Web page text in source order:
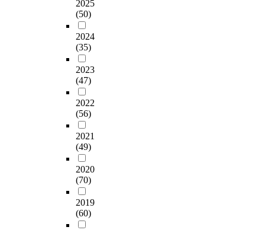
2025
(50)
2024
(35)
2023
(47)
2022
(56)
2021
(49)
2020
(70)
2019
(60)